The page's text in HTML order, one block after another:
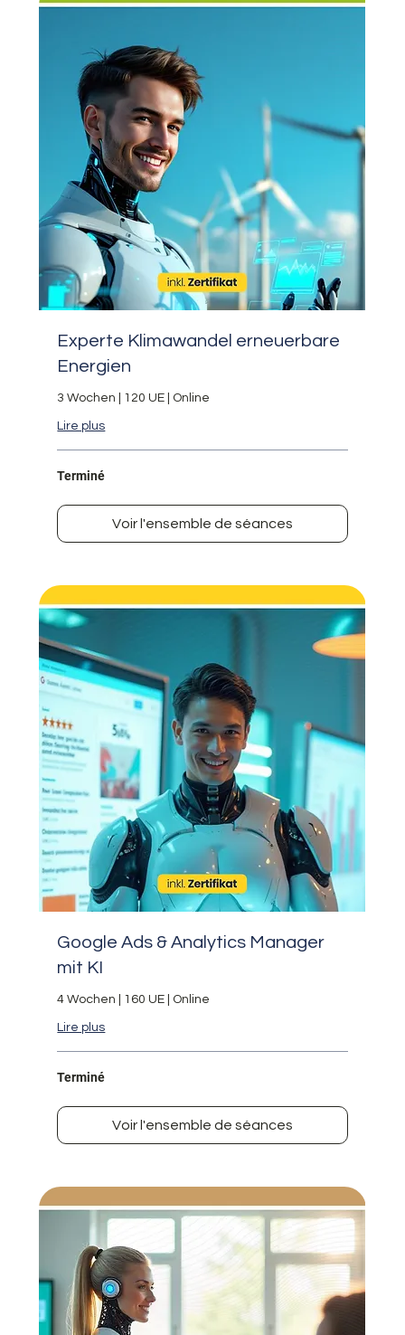
Experte Klimawandel erneuerbare
Energien
3 Wochen | 120 UE | Online
Lire plus
Terminé
Voir l'ensemble de séances
Google Ads & Analytics Manager
mit KI
4 Wochen | 160 UE | Online
Lire plus
Terminé
Voir l'ensemble de séances